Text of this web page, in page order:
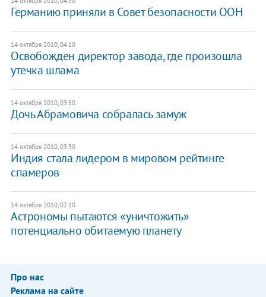
Германию приняли в Совет безопасности ООН
14 октября 2010, 04:10
Освобожден директор завода, где произошла
утечка шлама
14 октября 2010, 03:50
Дочь Абрамовича собралась замуж
14 октября 2010, 03:30
Индия стала лидером в мировом рейтинге
спамеров
14 октября 2010, 02:10
Астрономы пытаются «уничтожить»
потенциально обитаемую планету
Про нас
Реклама на сайте